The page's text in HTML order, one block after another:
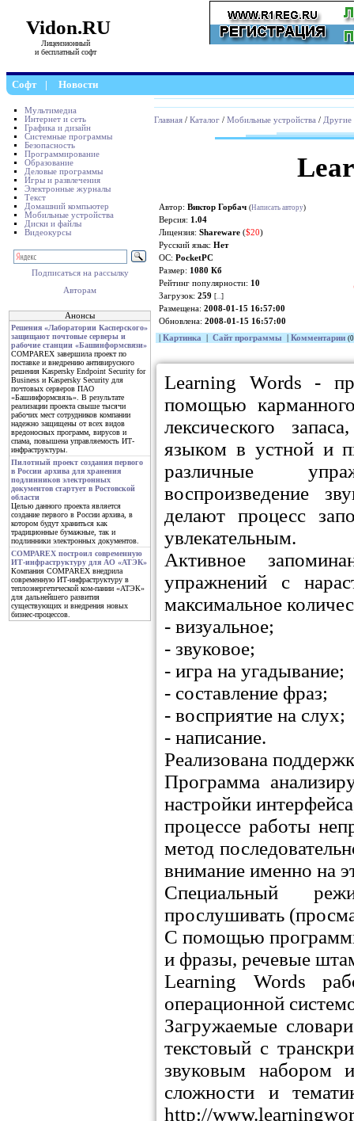
Vidon.RU
Лицензионный
и бесплатный софт
Софт | Новости
Мультимедиа
Интернет и сеть
Графика и дизайн
Системные программы
Безопасность
Программирование
Образование
Деловые программы
Игры и развлечения
Электронные журналы
Текст
Домашний компьютер
Мобильные устройства
Диски и файлы
Видеокурсы
Подписаться на рассылку
Авторам
Анонсы
Решения «Лаборатории Касперского»
защищают почтовые серверы и
рабочие станции «Башинформсвязи»
COMPAREX завершила проект по
поставке и внедрению антивирусного
решения Kaspersky Endpoint Security for
Business и Kaspersky Security для
почтовых серверов ПАО
«Башинформсвязь». В результате
реализации проекта свыше тысячи
рабочих мест сотрудников компании
надежно защищены от всех видов
вредоносных программ, вирусов и
спама, повышена управляемость ИТ-
инфраструктуры.
Пилотный проект создания первого
в России архива для хранения
подлинников электронных
документов стартует в Ростовской
области
Целью данного проекта является
создание первого в России архива, в
котором будут храниться как
традиционные бумажные, так и
подлинники электронных документов.
COMPAREX построил современную
ИТ-инфраструктуру для АО «АТЭК»
Компания COMPAREX внедрила
современную ИТ-инфраструктуру в
теплоэнергетической ком-пании «АТЭК»
для дальнейшего развития
существующих и внедрения новых
бизнес-процессов.
Главная / Каталог / Мобильные устройства /
Автор: Виктор Горбач (Написать автору)
Версия: 1.04
Лицензия: Shareware ($20)
Русский язык: Нет
ОС: PocketPC
Размер: 1080 Кб
Рейтинг популярности: 10
Загрузок: 259 [...]
Размещена: 2008-01-15 16:57:00
Обновлена: 2008-01-15 16:57:00
Картинка Сайт программы Комментарии
Learning Words -
помощью
лексического
языком в устной и
различные
воспроизведение
делают процесс
увлекательным.
Активное
упражнений с
максимальное
- визуальное;
- звуковое;
- игра на угадывание;
- составление фраз;
- восприятие на слух;
- написание.
Реализована
Программа
настройки
процессе работы
метод
внимание именно на
Специальный
прослушивать
С помощью
и фразы, речевые
Learning Words
операционной
Загружаемые
текстовый с
звуковым набором
сложности и
http://